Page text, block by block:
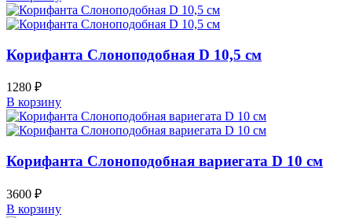
Корифанта Слоноподобная D 10,5 см
1280 ₽
В корзину
Корифанта Слоноподобная вариегата D 10 см
3600 ₽
В корзину